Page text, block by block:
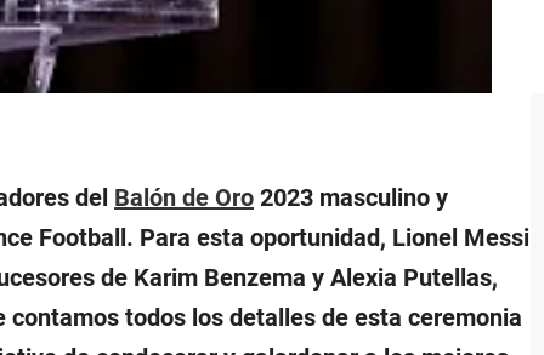
del Balón de Oro 2023 masculino y
Football. Para esta oportunidad, Lionel Messi
de Karim Benzema y Alexia Putellas,
todos los detalles de esta ceremonia